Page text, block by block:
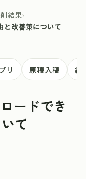
結果›
と改善策について
リ 原稿入稿 納
ードでき
て